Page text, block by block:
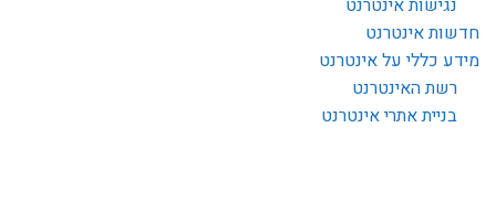
חדשות אינטרנט
מידע כללי על אינטרנט
רשת האינטרנט
בניית אתרי אינטרנט